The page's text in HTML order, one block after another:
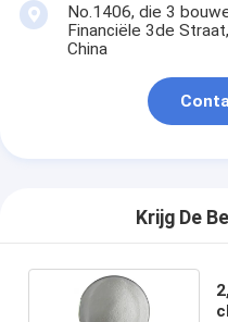
No.1406, die 3
Financiële 3de
China
Krijg De